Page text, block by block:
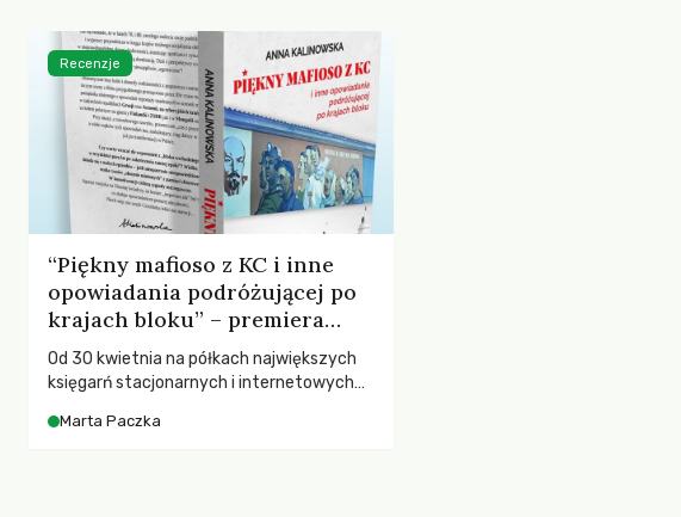
“Piękny mafioso z KC i inne
opowiadania podróżującej po
krajach bloku” – premiera
książki o “czasach słusznie
minionych”
Od 30 kwietnia na półkach największych
księgarń stacjonarnych i internetowych
Kalinowskiej – “Piękny mafioso z KC i inne
Marta Paczka
Recenzje